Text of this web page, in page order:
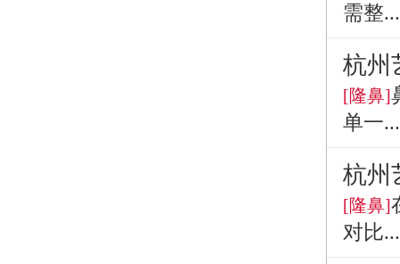
需整...
杭州
[隆鼻]
单一...
杭州
[隆鼻]
对比...